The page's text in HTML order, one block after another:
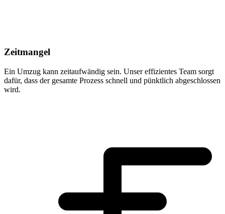
Zeitmangel
Ein Umzug kann zeitaufwändig sein. Unser effizientes Team sorgt
dafür, dass der gesamte Prozess schnell und pünktlich abgeschlossen
wird.